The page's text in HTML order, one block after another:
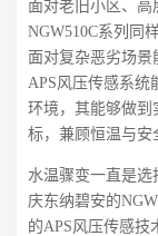
面对老旧小区、高
NGW510C系列同
面对复杂恶劣场景
APS风压传感系统
环境，其能够做到
标，兼顾恒温与安
水温骤变一直是
庆东纳碧安的
的APS风压传感技